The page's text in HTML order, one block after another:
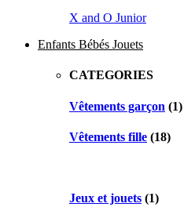
X and O Junior
Enfants Bébés Jouets
CATEGORIES
Vêtements garçon (1)
Vêtements fille (18)
Jeux et jouets (1)